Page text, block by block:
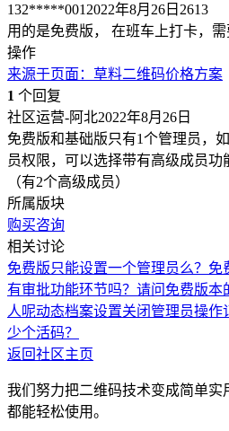
132*****001 2022年8月26日 2613
用的是免费版， 在班车上打卡，
操作
来源于页面 ： 草料二维码价格方案
1 个回复
社区运营-阿北2022年8月26日
免费版和基础版只有1个管理员，
员权限，可以选择带有高级成员
（有2个高级成员）
所属版块
购买咨询
相关讨论
免费版只能设置一个管理员么？ 免
有审批功能环节吗？ 请问免费版本
人呢动态档案设置关闭管理员操作
少个活码？
返回社区主页
我们努力把二维码技术变成简单实
都能轻松使用。